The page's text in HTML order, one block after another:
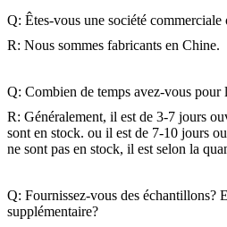
Q: Êtes-vous une société
R: Nous sommes fabricants en Chine.
Q: Combien de temps avez-vous pour
R: Généralement, il est de 3-7 jours
sont en stock. ou il est de 7-10 jours
ne sont pas en stock, il est selon la
Q: Fournissez-vous des échantillons?
supplémentaire?